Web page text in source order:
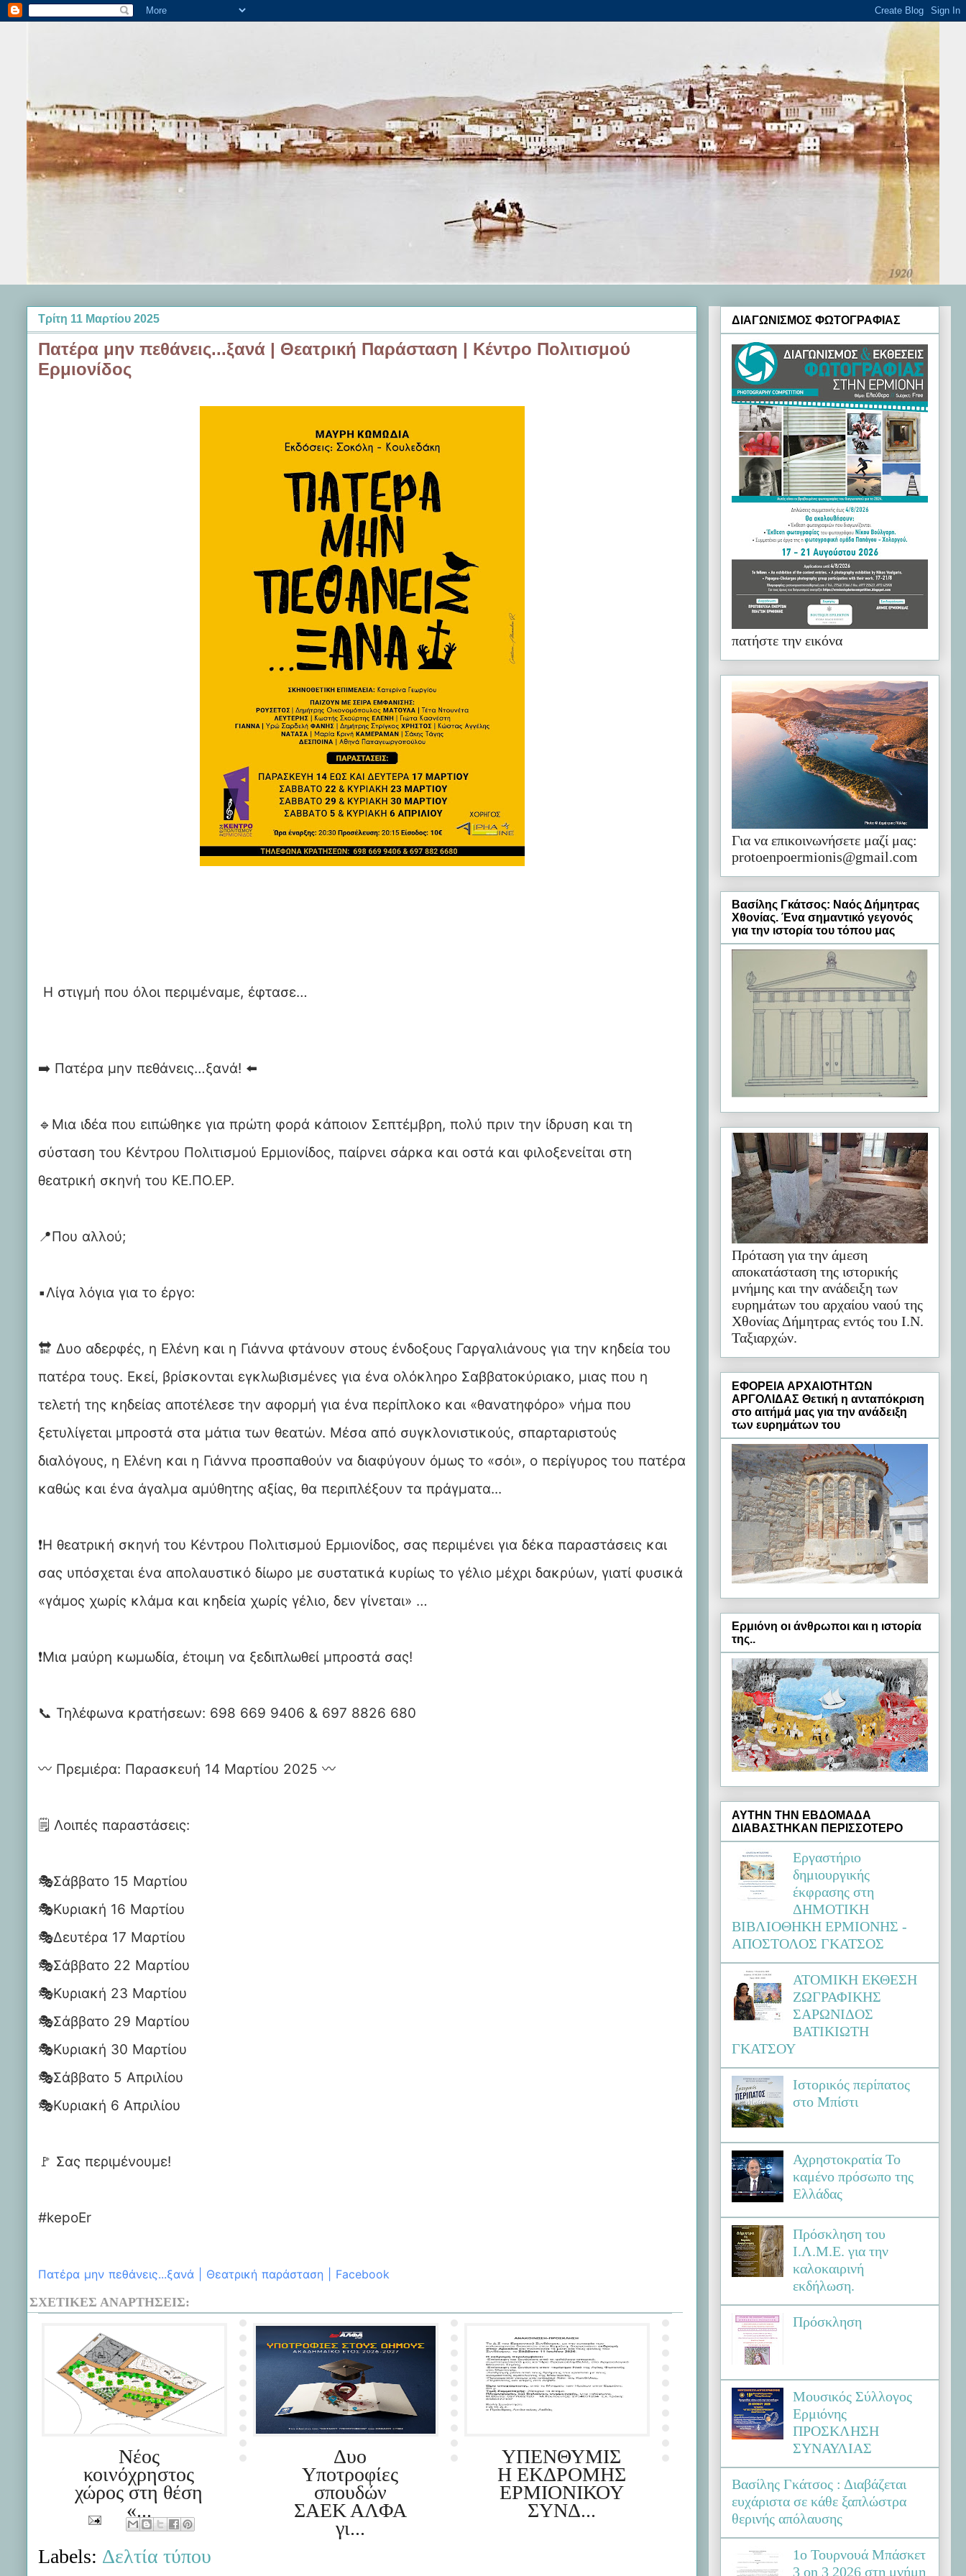
Τρίτη 11 Μαρτίου 2025
Πατέρα μην πεθάνεις...ξανά | Θεατρική Παράσταση | Κέντρο Πολιτισμού
Ερμιονίδος
Η στιγμή που όλοι περιμέναμε, έφτασε…
➡️ Πατέρα μην πεθάνεις…ξανά! ⬅️
🔹️Μια ιδέα που ειπώθηκε για πρώτη φορά κάποιον Σεπτέμβρη, πολύ πριν την ίδρυση και τη
σύσταση του Κέντρου Πολιτισμού Ερμιονίδος, παίρνει σάρκα και οστά και φιλοξενείται στη
θεατρική σκηνή του ΚΕ.ΠΟ.ΕΡ.
📍Που αλλού;
▪️Λίγα λόγια για το έργο:
🔛 Δυο αδερφές, η Ελένη και η Γιάννα φτάνουν στους ένδοξους Γαργαλιάνους για την κηδεία του
πατέρα τους. Εκεί, βρίσκονται εγκλωβισμένες για ένα ολόκληρο Σαββατοκύριακο, μιας που η
τελετή της κηδείας αποτέλεσε την αφορμή για ένα περίπλοκο και «θανατηφόρο» νήμα που
ξετυλίγεται μπροστά στα μάτια των θεατών. Μέσα από συγκλονιστικούς, σπαρταριστούς
διαλόγους, η Ελένη και η Γιάννα προσπαθούν να διαφύγουν όμως το «σόι», ο περίγυρος του πατέρα
καθώς και ένα άγαλμα αμύθητης αξίας, θα περιπλέξουν τα πράγματα...
❗️Η θεατρική σκηνή του Κέντρου Πολιτισμού Ερμιονίδος, σας περιμένει για δέκα παραστάσεις και
σας υπόσχεται ένα απολαυστικό δίωρο με συστατικά κυρίως το γέλιο μέχρι δακρύων, γιατί φυσικά
«γάμος χωρίς κλάμα και κηδεία χωρίς γέλιο, δεν γίνεται» …
❗️Μια μαύρη κωμωδία, έτοιμη να ξεδιπλωθεί μπροστά σας!
📞 Τηλέφωνα κρατήσεων: 698 669 9406 & 697 8826 680
〰️ Πρεμιέρα: Παρασκευή 14 Μαρτίου 2025 〰️
🗒 Λοιπές παραστάσεις:
🎭Σάββατο 15 Μαρτίου
🎭Κυριακή 16 Μαρτίου
🎭Δευτέρα 17 Μαρτίου
🎭Σάββατο 22 Μαρτίου
🎭Κυριακή 23 Μαρτίου
🎭Σάββατο 29 Μαρτίου
🎭Κυριακή 30 Μαρτίου
🎭Σάββατο 5 Απριλίου
🎭Κυριακή 6 Απριλίου
🚩 Σας περιμένουμε!
#kepoEr
Πατέρα μην πεθάνεις...ξανά | Θεατρική παράσταση | Facebook
ΣΧΕΤΙΚΈΣ ΑΝΑΡΤΉΣΕΙΣ:
Νέος
κοινόχρηστος
χώρος στη θέση
«...
Δυο
Υποτροφίες
σπουδών
ΣΑΕΚ ΑΛΦΑ
γι...
ΥΠΕΝΘΥΜΙΣ
Η ΕΚΔΡΟΜΗΣ
ΕΡΜΙΟΝΙΚΟΥ
ΣΥΝΔ...
Labels: Δελτία τύπου
ΔΙΑΓΩΝΙΣΜΟΣ ΦΩΤΟΓΡΑΦΙΑΣ
πατήστε την εικόνα
Για να επικοινωνήσετε μαζί μας:
protoenpoermionis@gmail.com
Βασίλης Γκάτσος: Ναός Δήμητρας
Χθονίας. Ένα σημαντικό γεγονός
για την ιστορία του τόπου μας
Πρόταση για την άμεση
αποκατάσταση της ιστορικής
μνήμης και την ανάδειξη των
ευρημάτων του αρχαίου ναού της
Χθονίας Δήμητρας εντός του Ι.Ν.
Ταξιαρχών.
ΕΦΟΡΕΙΑ ΑΡΧΑΙΟΤΗΤΩΝ
ΑΡΓΟΛΙΔΑΣ Θετική η ανταπόκριση
στο αιτήμά μας για την ανάδειξη
των ευρημάτων του
Ερμιόνη oι άνθρωποι και η ιστορία
της..
ΑΥΤΗΝ ΤΗΝ ΕΒΔΟΜΑΔΑ
ΔΙΑΒΑΣΤΗΚΑΝ ΠΕΡΙΣΣΟΤΕΡΟ
Εργαστήριο
δημιουργικής
έκφρασης στη
ΔΗΜΟΤΙΚΗ
ΒΙΒΛΙΟΘΗΚΗ ΕΡΜΙΟΝΗΣ -
ΑΠΟΣΤΟΛΟΣ ΓΚΑΤΣΟΣ
ΑΤΟΜΙΚΗ ΕΚΘΕΣΗ
ΖΩΓΡΑΦΙΚΗΣ
ΣΑΡΩΝΙΔΟΣ
ΒΑΤΙΚΙΩΤΗ
ΓΚΑΤΣΟΥ
Ιστορικός περίπατος
στο Μπίστι
Αχρηστοκρατία Το
καμένο πρόσωπο της
Ελλάδας
Πρόσκληση του
Ι.Λ.Μ.Ε. για την
καλοκαιρινή
εκδήλωση.
Πρόσκληση
Μουσικός Σύλλογος
Ερμιόνης
ΠΡΟΣΚΛΗΣΗ
ΣΥΝΑΥΛΙΑΣ
Βασίλης Γκάτσος : Διαβάζεται
ευχάριστα σε κάθε ξαπλώστρα
θερινής απόλαυσης
1ο Τουρνουά Μπάσκετ
3 on 3 2026 στη μνήμη